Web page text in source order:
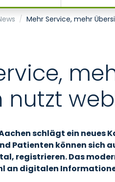
, Ohrenheilkunde, Phoniatrie
Mehr Service, mehr
nutzt
Aachen schlägt ein
Patienten können sich
registrieren. Das
an digitalen